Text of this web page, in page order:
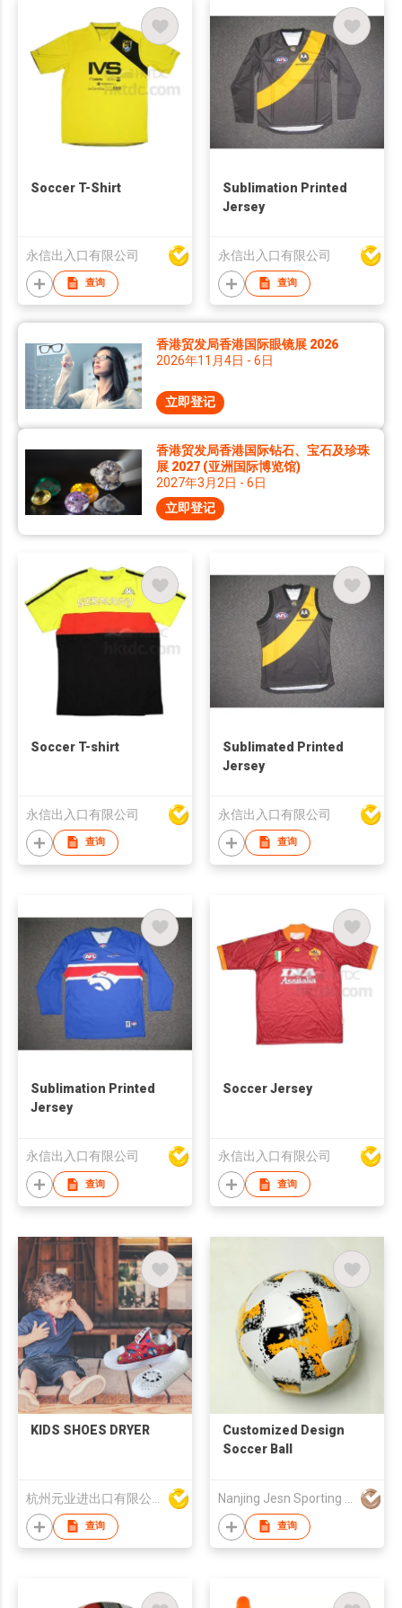
Soccer T-Shirt
永信出入口有限公司
查询
Sublimation Printed
Jersey
永信出入口有限公司
查询
香港贸发局香港国际眼镜展 2026
2026年11月4日 - 6日
立即登记
香港贸发局香港国际钻石、宝石及珍珠
展 2027 (亚洲国际博览馆)
2027年3月2日 - 6日
立即登记
Soccer T-shirt
永信出入口有限公司
查询
Sublimated Printed
Jersey
永信出入口有限公司
查询
Sublimation Printed
Jersey
永信出入口有限公司
查询
Soccer Jersey
永信出入口有限公司
查询
KIDS SHOES DRYER
查询
Customized Design
Soccer Ball
查询